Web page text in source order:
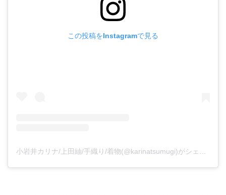
この投稿をInstagramで見る
小岩井カリナ/上田紬/手織り/着物(@karinatsumugi)がシェアした投稿